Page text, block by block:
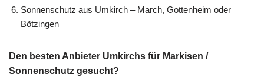
Sonnenschutz aus Umkirch – March, Gottenheim oder
Bötzingen
Den besten Anbieter Umkirchs für Markisen /
Sonnenschutz gesucht?